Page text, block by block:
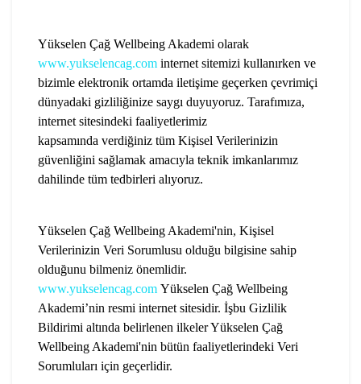
Yükselen Çağ Wellbeing Akademi olarak
www.yukselencag.com internet sitemizi kullanırken ve
bizimle elektronik ortamda iletişime geçerken çevrimiçi
dünyadaki gizliliğinize saygı duyuyoruz. Tarafımıza,
internet sitesindeki faaliyetlerimiz
kapsamında verdiğiniz tüm Kişisel Verilerinizin
güvenliğini sağlamak amacıyla teknik imkanlarımız
dahilinde tüm tedbirleri alıyoruz.
Yükselen Çağ Wellbeing Akademi'nin, Kişisel
Verilerinizin Veri Sorumlusu olduğu bilgisine sahip
olduğunu bilmeniz önemlidir.
www.yukselencag.com Yükselen Çağ Wellbeing
Akademi’nin resmi internet sitesidir. İşbu Gizlilik
Bildirimi altında belirlenen ilkeler Yükselen Çağ
Wellbeing Akademi'nin bütün faaliyetlerindeki Veri
Sorumluları için geçerlidir.